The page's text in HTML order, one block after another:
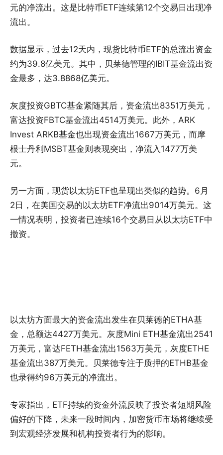
元的净流出。这是比特币ETF连续第12个交易日出现净
流出。
数据显示，过去12天内，现货比特币ETF的总流出资金
约为39.8亿美元。其中，贝莱德管理的IBIT基金流出资
金最多，达3.8868亿美元。
灰度投资GBTC基金紧随其后，资金流出8351万美元，
富达投资FBTC基金流出4514万美元。此外，ARK
Invest ARKB基金也出现资金流出1667万美元，而摩
根士丹利MSBT基金则表现突出，净流入1477万美
元。
另一方面，现货以太坊ETF也呈现出类似的趋势。6月
2日，在美国交易的以太坊ETF净流出9014万美元。这
一情况表明，投资者已连续16个交易日从以太坊ETF中
撤资。
以太坊方面最大的资金流出发生在贝莱德的ETHA基
金，总额达4427万美元。灰度Mini ETH基金流出2541
万美元，富达FETH基金流出1563万美元，灰度ETHE
基金流出387万美元。贝莱德专注于质押的ETHB基金
也录得约96万美元的净流出。
专家指出，ETF持续的资金外流反映了投资者短期风险
偏好的下降，未来一段时间内，加密货币市场将继续受
到宏观经济发展和机构投资者行为的影响。